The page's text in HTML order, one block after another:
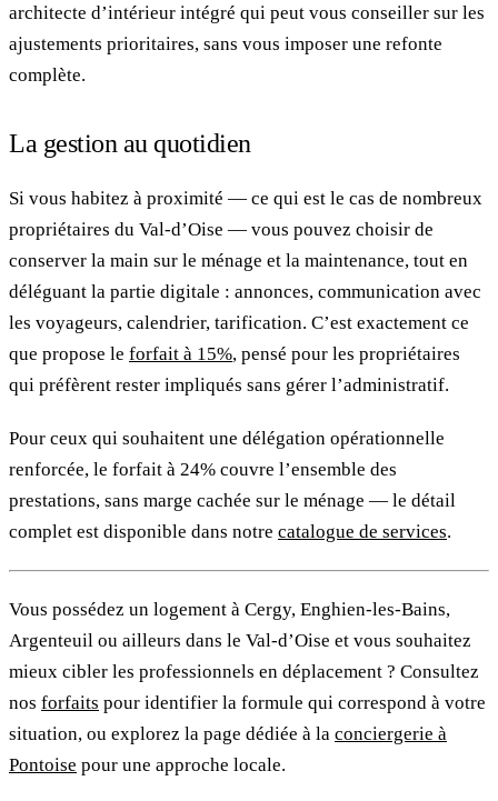
architecte d’intérieur intégré qui peut vous conseiller sur les
ajustements prioritaires, sans vous imposer une refonte
complète.
La gestion au quotidien
Si vous habitez à proximité — ce qui est le cas de nombreux
propriétaires du Val-d’Oise — vous pouvez choisir de
conserver la main sur le ménage et la maintenance, tout en
déléguant la partie digitale : annonces, communication avec
les voyageurs, calendrier, tarification. C’est exactement ce
que propose le forfait à 15%, pensé pour les propriétaires
qui préfèrent rester impliqués sans gérer l’administratif.
Pour ceux qui souhaitent une délégation opérationnelle
renforcée, le forfait à 24% couvre l’ensemble des
prestations, sans marge cachée sur le ménage — le détail
complet est disponible dans notre catalogue de services.
Vous possédez un logement à Cergy, Enghien-les-Bains,
Argenteuil ou ailleurs dans le Val-d’Oise et vous souhaitez
mieux cibler les professionnels en déplacement ? Consultez
nos forfaits pour identifier la formule qui correspond à votre
situation, ou explorez la page dédiée à la conciergerie à
Pontoise pour une approche locale.